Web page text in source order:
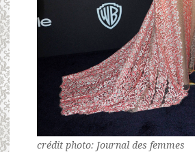
crédit photo: Journal des femmes